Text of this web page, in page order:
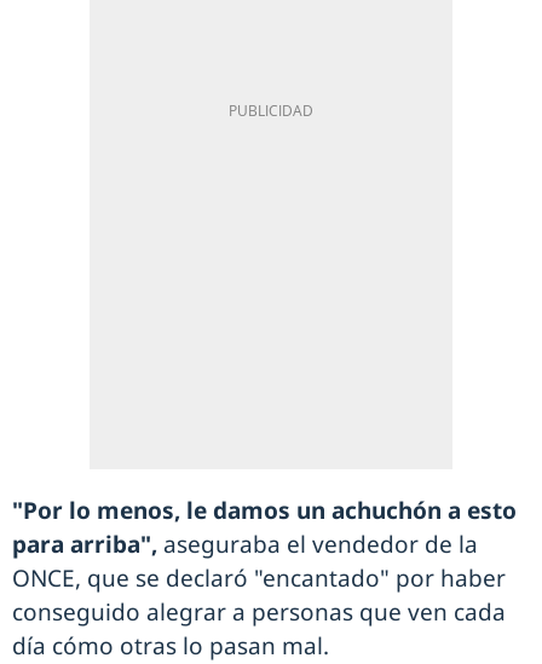
"Por lo menos, le damos un achuchón a esto
para arriba", aseguraba el vendedor de la
ONCE, que se declaró "encantado" por haber
conseguido alegrar a personas que ven cada
día cómo otras lo pasan mal.